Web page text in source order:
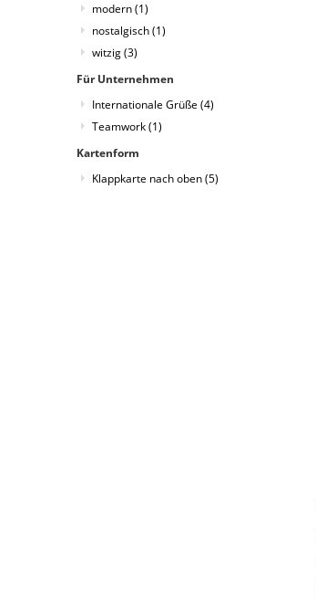
modern(1)
nostalgisch(1)
witzig(3)
Für Unternehmen
Internationale Grüße (4)
Teamwork(1)
Kartenform
Klappkarte nach oben(5)